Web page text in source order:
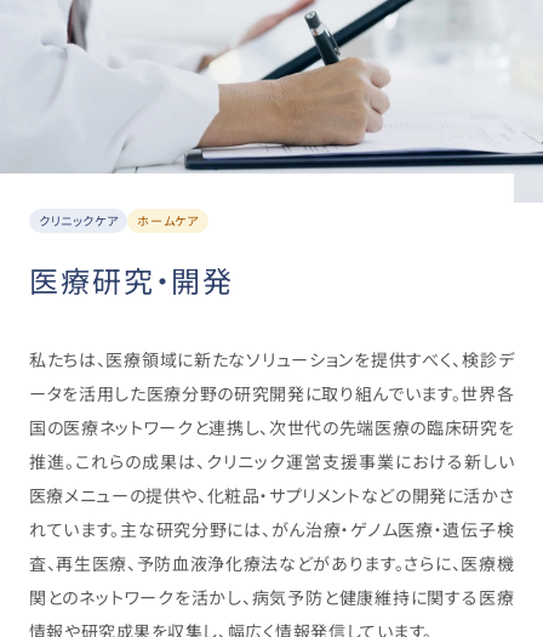
クリニックケア ホームケア
医療研究・開発
私たちは、医療領域に新たなソリューションを提供すべく、検診デ
ータを活用した医療分野の研究開発に取り組んでいます。世界各
国の医療ネットワークと連携し、次世代の先端医療の臨床研究を
推進。これらの成果は、クリニック運営支援事業における新しい
医療メニューの提供や、化粧品・サプリメントなどの開発に活かさ
れています。主な研究分野には、がん治療・ゲノム医療・遺伝子検
査、再生医療、予防血液浄化療法などがあります。さらに、医療機
関とのネットワークを活かし、病気予防と健康維持に関する医療
情報や研究成果を収集し、幅広く情報発信しています。